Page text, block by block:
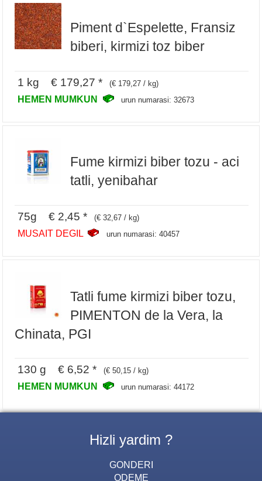
Piment d`Espelette, Fransiz
biberi, kirmizi toz biber
1 kg € 179,27 * (€ 179,27 / kg)
HEMEN MUMKUN urun numarasi: 32673
Fume kirmizi biber tozu - aci
tatli, yenibahar
75g € 2,45 * (€ 32,67 / kg)
MUSAIT DEGIL urun numarasi: 40457
Tatli fume kirmizi biber tozu,
PIMENTON de la Vera, la
Chinata, PGI
130 g € 6,52 * (€ 50,15 / kg)
HEMEN MUMKUN urun numarasi: 44172
Hizli yardim ?
GONDERI
ODEME